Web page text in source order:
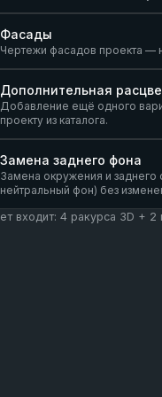
Фасады
Чертежи фасадов проекта —
Дополнительная
Добавление ещё одного
проекту из каталога.
Замена заднего фона
Замена окружения и
нейтральный фон) без
входит: 4 ракурса 3D + 2